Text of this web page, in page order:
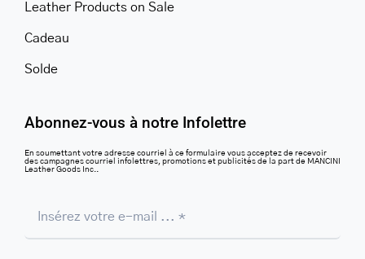
Leather Products on Sale
Cadeau
Solde
Abonnez-vous à notre Infolettre
En soumettant votre adresse courriel à ce formulaire vous acceptez de recevoir
des campagnes courriel infolettres, promotions et publicités de la part de MANCINI
Leather Goods Inc..